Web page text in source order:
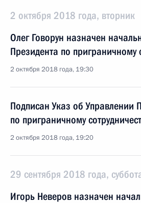
2 октября 2018 года, вторник
Олег Говорун назначен
Президента по приграничному
2 октября 2018 года, 19:30
Подписан Указ об Управлении
по приграничному
2 октября 2018 года, 19:20
29 сентября 2018 года,
Игорь Неверов назначен